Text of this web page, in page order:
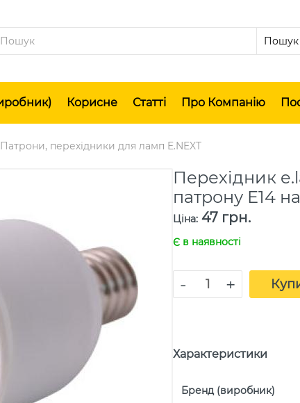
Корисне Статті Про Компанію
Патрони, перехідники для ламп E.NEXT
Перехідник
патрону Е14
Ціна: 47 грн.
Є в наявності
- +
Характеристики
Бренд (виробник)